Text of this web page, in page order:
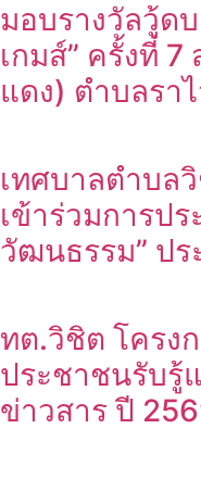
มอบรางวัลวู้ด
เกมส์” ครั้งที่
แดง) ตำบลรา
เทศบาลตำบล
เข้าร่วมการป
วัฒนธรรม” ปร
ทต.วิชิต โครง
ประชาชนรับรู้
ข่าวสาร ปี